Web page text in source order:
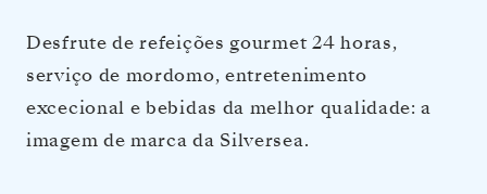
Desfrute de refeições gourmet 24 horas,
serviço de mordomo, entretenimento
excecional e bebidas da melhor qualidade: a
imagem de marca da Silversea.